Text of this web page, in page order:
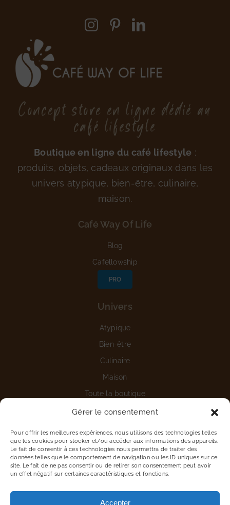
Gérer le consentement
Pour offrir les meilleures expériences, nous utilisons des technologies telles
que les cookies pour stocker et/ou accéder aux informations des appareils.
Le fait de consentir à ces technologies nous permettra de traiter des
données telles que le comportement de navigation ou les ID uniques sur ce
site. Le fait de ne pas consentir ou de retirer son consentement peut avoir
un effet négatif sur certaines caractéristiques et fonctions.
Accepter
Concept store en ligne dédié au
café lifestyle
Boutique en ligne du café lifestyle :
produits, objets, cadeaux originaux dans les
univers atypique, bien-être, culinaire,
maison.
Café Way Of Life
Blog
Cafellowship
PRO
Univers
Atypique
Bien-être
Culinaire
Maison
Toute la boutique
Nous contacter
Détails du compte
Vous êtes une entreprise
Proposer une marque